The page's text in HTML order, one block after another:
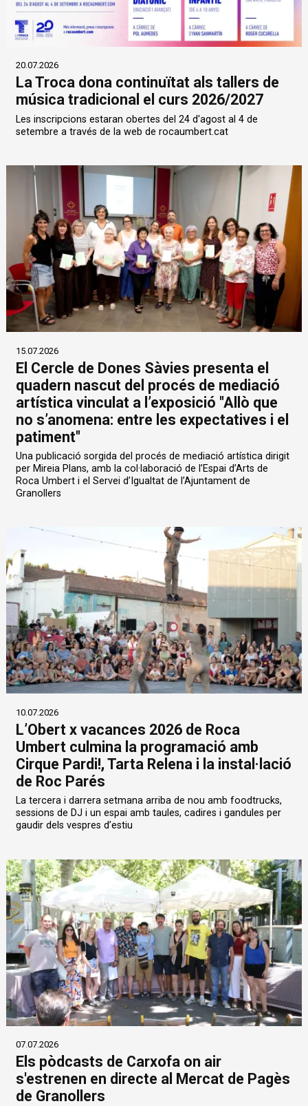
20.07.2026
La Troca dona continuïtat als tallers de
música tradicional el curs 2026/2027
Les inscripcions estaran obertes del 24 d'agost al 4 de
setembre a través de la web de rocaumbert.cat
15.07.2026
El Cercle de Dones Sàvies presenta el
quadern nascut del procés de mediació
artística vinculat a l’exposició "Allò que
no s’anomena: entre les expectatives i el
patiment"
Una publicació sorgida del procés de mediació artística dirigit
per Mireia Plans, amb la col·laboració de l’Espai d’Arts de
Roca Umbert i el Servei d’Igualtat de l’Ajuntament de
Granollers
10.07.2026
L’Obert x vacances 2026 de Roca
Umbert culmina la programació amb
Cirque Pardi!, Tarta Relena i la instal·lació
de Roc Parés
La tercera i darrera setmana arriba de nou amb foodtrucks,
sessions de DJ i un espai amb taules, cadires i gandules per
gaudir dels vespres d’estiu
07.07.2026
Els pòdcasts de Carxofa on air
s'estrenen en directe al Mercat de Pagès
de Granollers